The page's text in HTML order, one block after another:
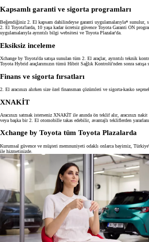
Kapsamlı garanti ve sigorta programları
Beğendiğiniz 2. El kapsam dahilindeyse garanti uygulamalarıyla* sunulur,
2. El Toyota'larda, 10 yaşa kadar ücretsiz güvence Toyota Garanti ON
uygulamalarıyla ayrıntılı bilgi websitesi ve Toyota Plazalar'da.
Eksiksiz inceleme
Xchange by Toyota'da satışa sunulan tüm 2. El araçlar, ayrıntılı teknik
Toyota Hybrid araçlarımızın tümü Hibrit Sağlık Kontrolü'nden sonra satışa
Finans ve sigorta fırsatları
2. El aracınızı alırken size özel finansman çözümleri ve sigorta-kasko
XNAKİT
Aracınızı satmak isterseniz XNAKİT ile anında ön teklif alır, aracınızı nakit
veya başka bir 2. El otomobille takas edebilir, avantajlı tekliflerden
Xchange by Toyota tüm Toyota Plazalarda
Kurumsal güvence ve müşteri memnuniyeti odaklı onlarca bayimiz,
ile hizmetinizde.